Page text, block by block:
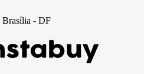
Brasília - DF